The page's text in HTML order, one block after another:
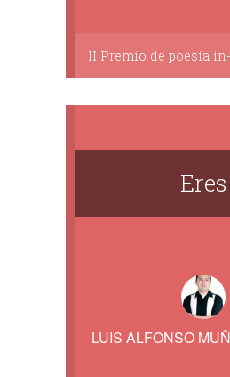
II Premio de poesía
Eres
LUIS ALFONSO